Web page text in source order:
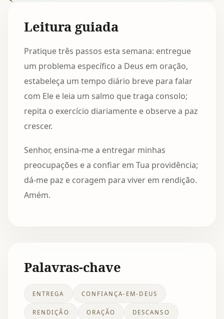
Leitura guiada
Pratique três passos esta semana: entregue
um problema específico a Deus em oração,
estabeleça um tempo diário breve para falar
com Ele e leia um salmo que traga consolo;
repita o exercício diariamente e observe a paz
crescer.
Senhor, ensina-me a entregar minhas
preocupações e a confiar em Tua providência;
dá-me paz e coragem para viver em rendição.
Amém.
Palavras-chave
ENTREGA CONFIANÇA-EM-DEUS
RENDIÇÃO ORAÇÃO DESCANSO